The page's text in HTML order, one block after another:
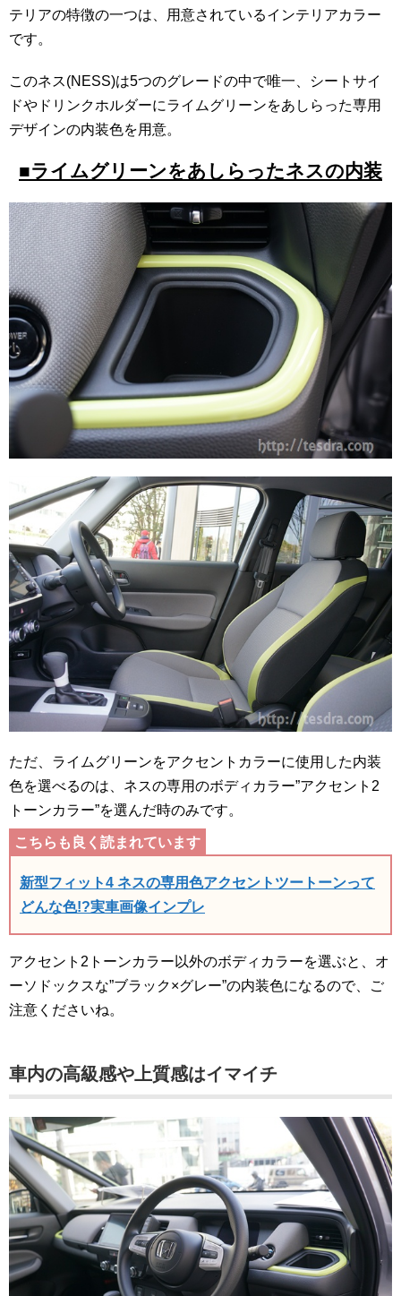
テリアの特徴の一つは、用意されているインテリアカラー
です。
このネス(NESS)は5つのグレードの中で唯一、シートサイ
ドやドリンクホルダーにライムグリーンをあしらった専用
デザインの内装色を用意。
■ライムグリーンをあしらったネスの内装
ただ、ライムグリーンをアクセントカラーに使用した内装
色を選べるのは、ネスの専用のボディカラー”アクセント2
トーンカラー”を選んだ時のみです。
新型フィット4 ネスの専用色アクセントツートーンって
どんな色!?実車画像インプレ
アクセント2トーンカラー以外のボディカラーを選ぶと、オ
ーソドックスな”ブラック×グレー”の内装色になるので、ご
注意くださいね。
車内の高級感や上質感はイマイチ